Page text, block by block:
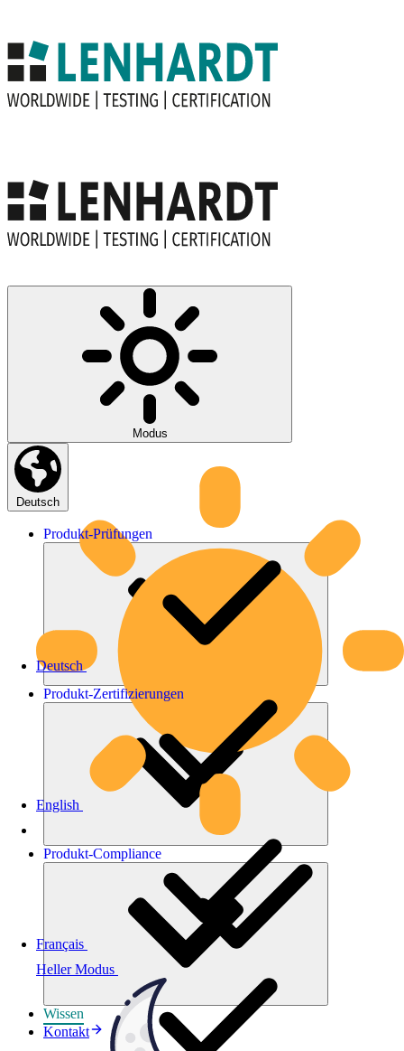
Modus
Heller Modus
Deutsch
Deutsch
English
Français
Produkt-Prüfungen
Produkt-Zertifizierungen
Produkt-Compliance
Wissen
Kontakt